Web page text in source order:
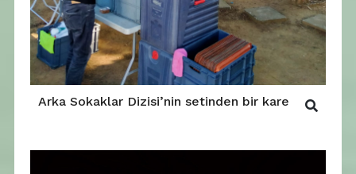
Arka Sokaklar Dizisi’nin setinden bir kare